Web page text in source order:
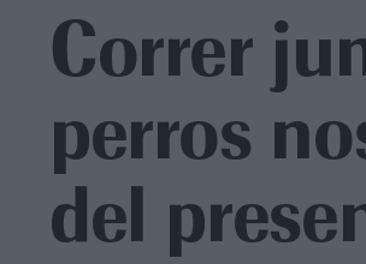
Correr
perros
del